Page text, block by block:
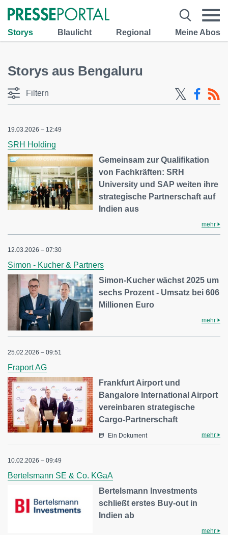
Storys Blaulicht Regional Meine Abos
Storys aus Bengaluru
Filtern
19.03.2026 – 12:49
SRH Holding
Gemeinsam zur Qualifikation
von Fachkräften: SRH
University und SAP weiten ihre
strategische Partnerschaft auf
Indien aus
mehr
12.03.2026 – 07:30
Simon - Kucher & Partners
Simon-Kucher wächst 2025 um
sechs Prozent - Umsatz bei 606
Millionen Euro
mehr
25.02.2026 – 09:51
Fraport AG
Frankfurt Airport und
Bangalore International Airport
vereinbaren strategische
Cargo-Partnerschaft
Ein Dokument mehr
10.02.2026 – 09:49
Bertelsmann SE & Co. KGaA
Bertelsmann Investments
schließt erstes Buy-out in
Indien ab
mehr